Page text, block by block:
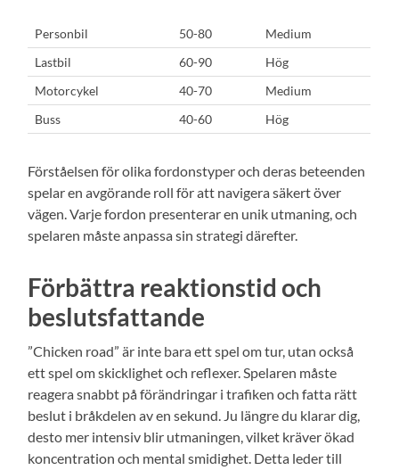
Personbil 50-80
Medium
Lastbil
60-90
Hög
Motorcykel
40-70
Medium
Buss
40-60 Hög
Förståelsen för olika fordonstyper och deras beteenden
spelar en avgörande roll för att navigera säkert över
vägen. Varje fordon presenterar en unik utmaning, och
spelaren måste anpassa sin strategi därefter.
Förbättra reaktionstid och
beslutsfattande
”Chicken road” är inte bara ett spel om tur, utan också
ett spel om skicklighet och reflexer. Spelaren måste
reagera snabbt på förändringar i trafiken och fatta rätt
beslut i bråkdelen av en sekund. Ju längre du klarar dig,
desto mer intensiv blir utmaningen, vilket kräver ökad
koncentration och mental smidighet. Detta leder till